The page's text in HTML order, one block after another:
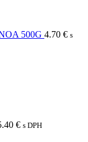
500G 4.70 € s
€ s DPH